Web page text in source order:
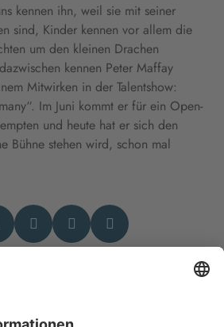
kennen ihn, weil sie mit seiner
sind, Kinder kennen vor allem die
um den kleinen Drachen
kennen Peter Maffay
Mitwirken in der Talentshow:
Im Juni kommt er für ein Open-
und heute hat er sich den
Bühne stehen wird, schon mal
auch